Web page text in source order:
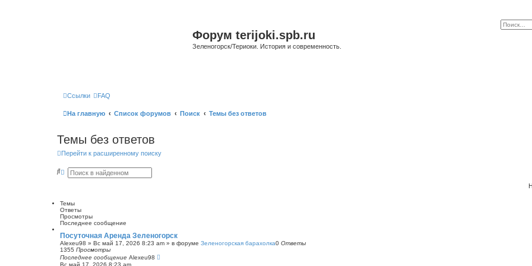
Форум terijoki.spb.ru
Зеленогорск/Териоки. История и современность.
Ссылки FAQ
На главную Список форумов Поиск Темы без ответов
Темы без ответов
Перейти к расширенному поиску
П Р
р
е
н
н
ы
й
п
о
и
Темы
Ответы
Просмотры
Последнее сообщение
Посуточная Аренда Зеленогорск
Alexeu98 » Вс май 17, 2026 8:23 am » в форуме Зеленогорская барахолка0 Ответы
1355 Просмотры
Последнее сообщение Alexeu98
Вс май 17, 2026 8:23 am